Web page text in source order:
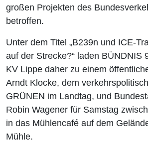
großen Projekten des
betroffen.
Unter dem Titel „B239n und ICE-
auf der Strecke?“ laden BÜNDNIS
KV Lippe daher zu einem
Arndt Klocke, dem
GRÜNEN im Landtag, und
Robin Wagener für Samstag
in das Mühlencafé auf dem
Mühle.